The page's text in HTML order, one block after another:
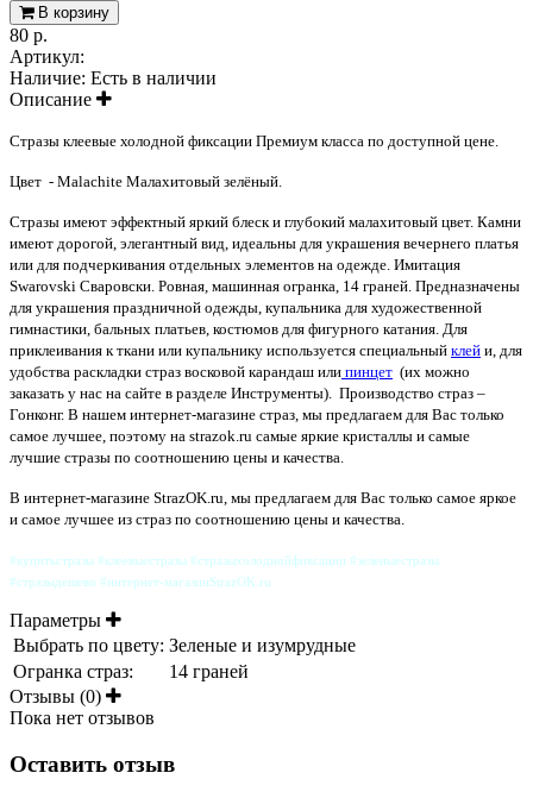
В корзину
80 р.
Артикул:
Наличие: Есть в наличии
Описание
Стразы клеевые холодной фиксации Премиум класса по доступной цене.
Цвет - Malachite Малахитовый зелёный.
Стразы имеют эффектный яркий блеск и глубокий малахитовый цвет. Камни
имеют дорогой, элегантный вид, идеальны для украшения вечернего платья
или для подчеркивания отдельных элементов на одежде. Имитация
Swarovski Сваровски. Ровная, машинная огранка, 14 граней. Предназначены
для украшения праздничной одежды, купальника для художественной
гимнастики, бальных платьев, костюмов для фигурного катания. Для
приклеивания к ткани или купальнику используется специальный клей и, для
удобства раскладки страз восковой карандаш или пинцет (их можно
заказать у нас на сайте в разделе Инструменты). Производство страз –
Гонконг. В нашем интернет-магазине страз, мы предлагаем для Вас только
самое лучшее, поэтому на strazok.ru самые яркие кристаллы и самые
лучшие стразы по соотношению цены и качества.
В интернет-магазине StrazOK.ru, мы предлагаем для Вас только самое яркое
и самое лучшее из страз по соотношению цены и качества.
#купитьстразы #клеевыестразы #стразыхолоднойфиксации #зеленыестразы
#стразыдешево #интернет-магазинStrazOK.ru
Параметры
Выбрать по цвету: Зеленые и изумрудные
Огранка страз:
14 граней
Отзывы (0)
Пока нет отзывов
Оставить отзыв